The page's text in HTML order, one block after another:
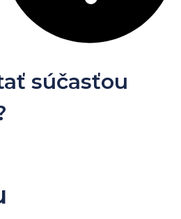
súčasťou